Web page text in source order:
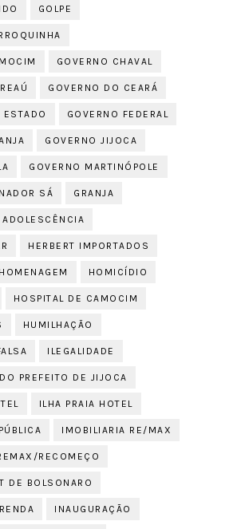
GOLPE
GOVERNO CHAVAL
GOVERNO DO CEARÁ
ESTADO GOVERNO FEDERAL
GOVERNO JIJOCA
GOVERNO MARTINÓPOLE
SÁ GRANJA
HERBERT IMPORTADOS
HOMENAGEM HOMICÍDIO
HOSPITAL DE CAMOCIM
HUMILHAÇÃO
ILEGALIDADE
PREFEITO DE JIJOCA
ILHA PRAIA HOTEL
IMOBILIARIA RE/MAX
RECOMEÇO
DE BOLSONARO
INAUGURAÇÃO